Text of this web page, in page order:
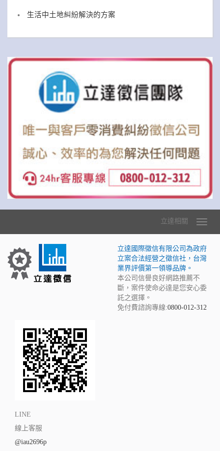
生活中土地糾紛解決的方案
立達相關
立達國際徵信有限公司為政府
立案合法經營之徵信社，台灣
業界評價第一領導品牌。
本公司信譽良好網路推薦不
斷，案件使命必達是您安心委
託之選擇。
免付費諮詢專線:0800-012-312
LINE
線上客服
@iau2696p